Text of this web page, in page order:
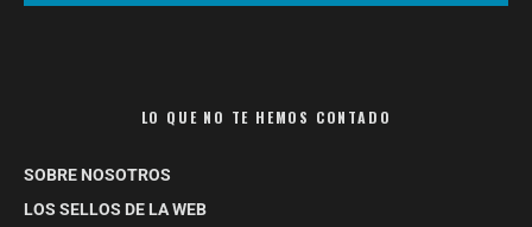
LO QUE NO TE HEMOS CONTADO
SOBRE NOSOTROS
LOS SELLOS DE LA WEB